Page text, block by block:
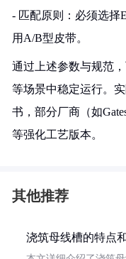
- 匹配原则：必须选择
用A/B型皮带。
通过上述参数与规范
等场景中稳定运行。
书，部分厂商（如
等强化工艺版本。
其他推荐
浇筑母线槽的特点